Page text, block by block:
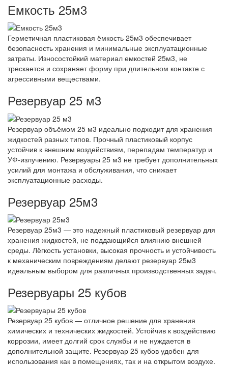
Емкость 25м3
Герметичная пластиковая ёмкость 25м3 обеспечивает
безопасность хранения и минимальные эксплуатационные
затраты. Износостойкий материал емкостей 25м3, не
трескается и сохраняет форму при длительном контакте с
агрессивными веществами.
Резервуар 25 м3
Резервуар объёмом 25 м3 идеально подходит для хранения
жидкостей разных типов. Прочный пластиковый корпус
устойчив к внешним воздействиям, перепадам температур и
УФ-излучению. Резервуары 25 м3 не требует дополнительных
усилий для монтажа и обслуживания, что снижает
эксплуатационные расходы.
Резервуар 25м3
Резервуар 25м3 — это надежный пластиковый резервуар для
хранения жидкостей, не поддающийся влиянию внешней
среды. Лёгкость установки, высокая прочность и устойчивость
к механическим повреждениям делают резервуар 25м3
идеальным выбором для различных производственных задач.
Резервуары 25 кубов
Резервуар 25 кубов — отличное решение для хранения
химических и технических жидкостей. Устойчив к воздействию
коррозии, имеет долгий срок службы и не нуждается в
дополнительной защите. Резервуар 25 кубов удобен для
использования как в помещениях, так и на открытом воздухе.